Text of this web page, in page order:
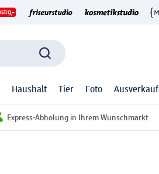
Haushalt Tier Foto Ausverkauf
Express-Abholung in Ihrem Wunschmarkt